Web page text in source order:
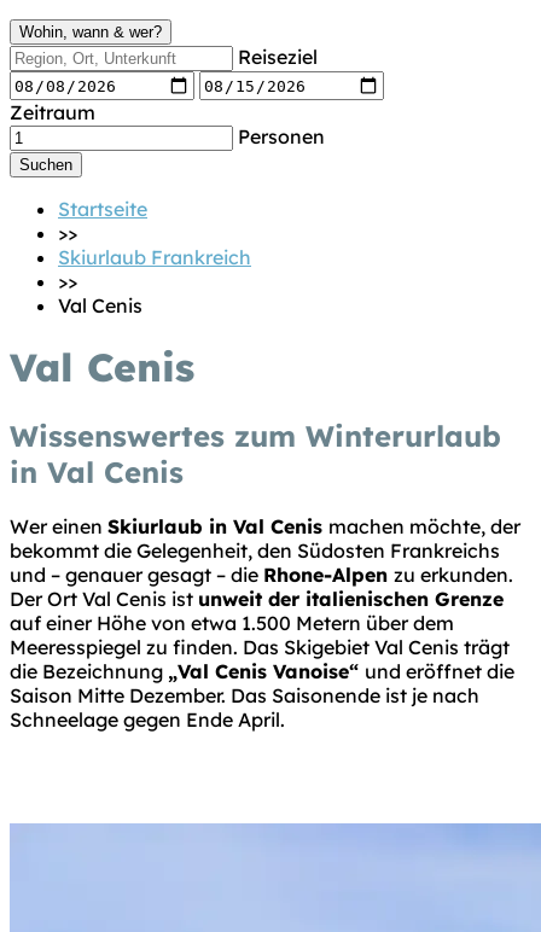
Wohin, wann & wer?
Reiseziel
Zeitraum
Personen
Startseite
>>
Skiurlaub Frankreich
>>
Val Cenis
Val Cenis
Wissenswertes zum Winterurlaub
in Val Cenis
Wer einen Skiurlaub in Val Cenis machen möchte, der
bekommt die Gelegenheit, den Südosten Frankreichs
und – genauer gesagt – die Rhone-Alpen zu erkunden.
Der Ort Val Cenis ist unweit der italienischen Grenze
auf einer Höhe von etwa 1.500 Metern über dem
Meeresspiegel zu finden. Das Skigebiet Val Cenis trägt
die Bezeichnung „Val Cenis Vanoise“ und eröffnet die
Saison Mitte Dezember. Das Saisonende ist je nach
Schneelage gegen Ende April.